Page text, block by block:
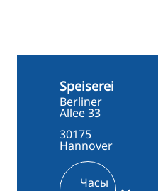
Speiserei
Berliner
Allee 33
30175
Hannover
Часы